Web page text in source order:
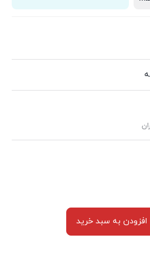
افزودن به سبد خرید